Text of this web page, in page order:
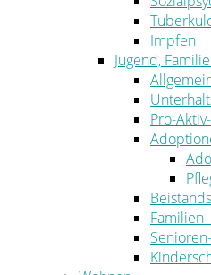
Impfen
Jugend,
Pro-